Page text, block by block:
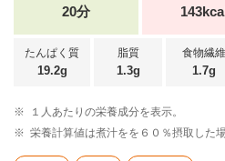
20分
たんぱく質
19.2g
脂質
1.3g
食物繊維
1.7g
※
１人あたりの栄養成分を表示。
※ 栄養計算値は煮汁をを６０％摂取した